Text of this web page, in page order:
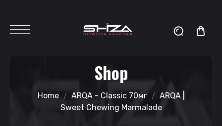
Shop
Home ARQA - Classic 70мг
ARQA |
Sweet Chewing Marmalade